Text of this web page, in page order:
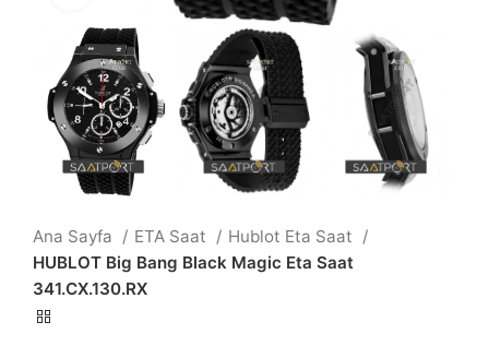
Ana Sayfa ETA Saat
Hublot Eta Saat
HUBLOT Big Bang Black Magic Eta Saat
341.CX.130.RX